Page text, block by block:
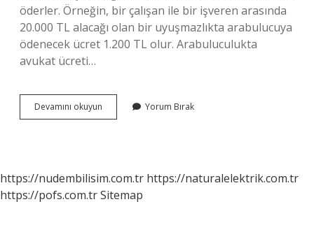
öderler. Örneğin, bir çalışan ile bir işveren arasında
20.000 TL alacağı olan bir uyuşmazlıkta arabulucuya
ödenecek ücret 1.200 TL olur. Arabuluculukta
avukat ücreti…
Devamını okuyun Arabuluculuk
Ücreti
Yorum Bırak
https://nudembilisim.com.tr https://naturalelektrik.com.tr
https://pofs.com.trSitemap